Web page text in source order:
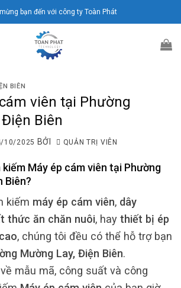
bạn đến với công ty Toàn Phát
BIÊN
viên tại Phường
Biên
10/2025 BỞI QUẢN TRỊ VIÊN
kiếm Máy ép cám viên tại Phường
Biên?
kiếm máy ép cám viên, dây
thức ăn chăn nuôi, hay thiết bị ép
, chúng tôi đều có thể hỗ trợ bạn
Mường Lay, Điện Biên.
mẫu mã, công suất và công